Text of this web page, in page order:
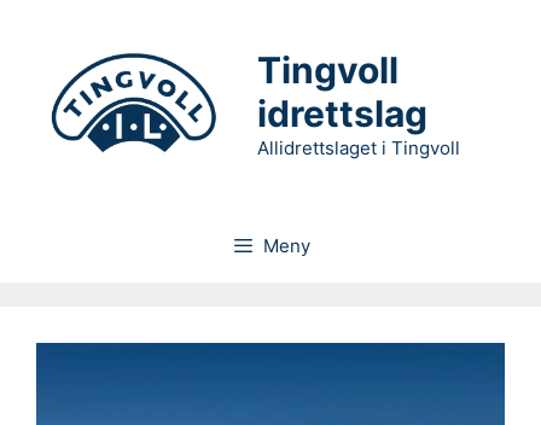
Tingvoll
idrettslag
Allidrettslaget i Tingvoll
Meny